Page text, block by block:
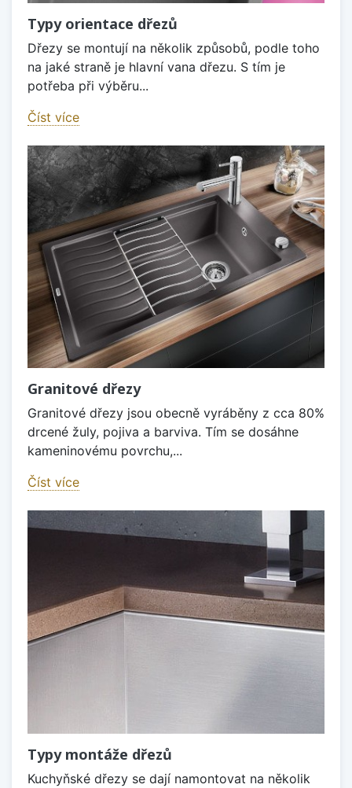
Typy orientace dřezů
Dřezy se montují na několik způsobů, podle toho
na jaké straně je hlavní vana dřezu. S tím je
potřeba při výběru...
Číst více
Granitové dřezy
Granitové dřezy jsou obecně vyráběny z cca 80%
drcené žuly, pojiva a barviva. Tím se dosáhne
kameninovému povrchu,...
Číst více
Typy montáže dřezů
Kuchyňské dřezy se dají namontovat na několik